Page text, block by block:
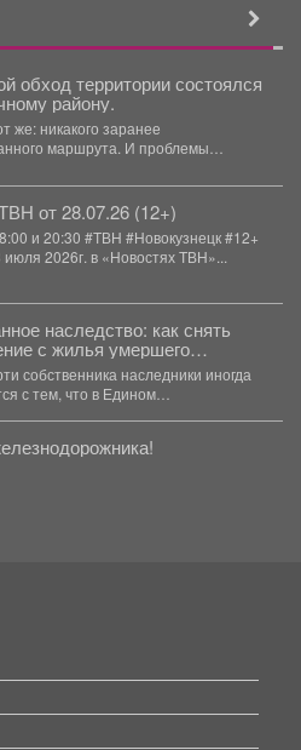
обход территории состоялся
району.
же: никакого заранее
маршрута. И проблемы
от 28.07.26 (12+)
и 20:30 #ТВН #Новокузнецк #12+
2026г. в «Новостях ТВН»...
наследство: как снять
с жилья умершего
собственника наследники иногда
с тем, что в Едином